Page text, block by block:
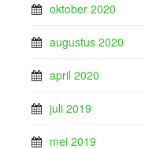
oktober 2020
augustus 2020
april 2020
juli 2019
mei 2019